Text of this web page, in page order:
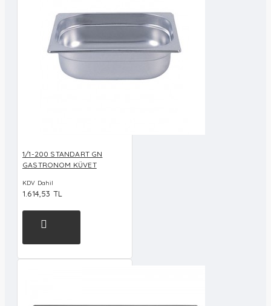
1/1-200 STANDART GN
GASTRONOM KÜVET
KDV Dahil
1.614,53 TL